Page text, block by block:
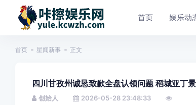
首页 娱乐动
首页 星闻新事 正文
四川甘孜州诚恳致歉全盘认领问题 稻城亚丁
创始人 2026-05-28 23:48:33